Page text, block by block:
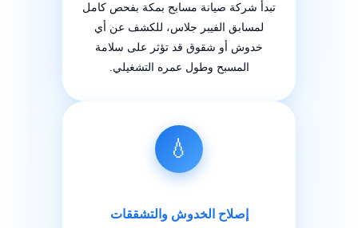
تبدأ شركة صيانة مسابح بمكة بفحص كامل
لمسابق الفيبر جلاس، للكشف عن أي
خدوش أو شقوق قد تؤثر على سلامة
المسبح وطول عمره التشغيلي.
💧
إصلاح الخدوش والتشققات